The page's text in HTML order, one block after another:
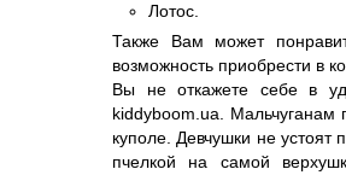
Лотос.
Также Вам может
возможность приобрести в
Вы не откажете себе в
kiddyboom.ua. Мальчуганам
куполе. Девчушки не устоят
пчелкой на самой